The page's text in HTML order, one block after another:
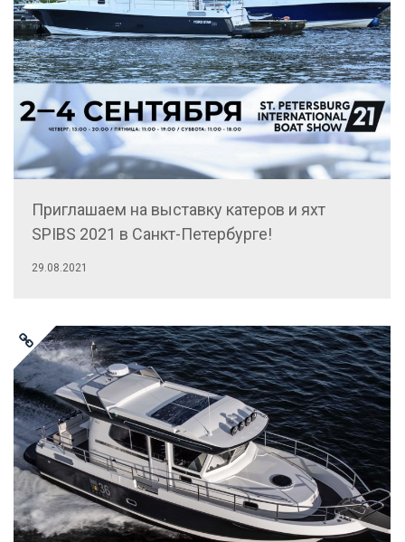
Приглашаем на выставку катеров и яхт
SPIBS 2021 в Санкт-Петербурге!
29.08.2021